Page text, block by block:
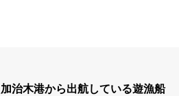
治木港から出航している遊漁船